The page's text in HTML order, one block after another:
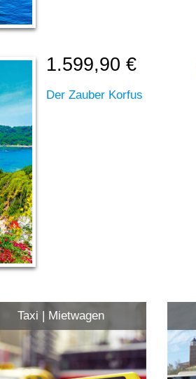
1.599,90 €
Der Zauber Korfus
Taxi | Mietwagen